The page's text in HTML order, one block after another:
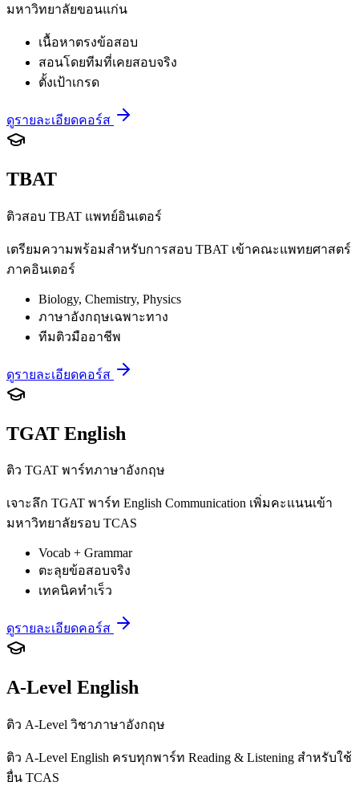
มหาวิทยาลัยขอนแก่น
เนื้อหาตรงข้อสอบ
สอนโดยทีมที่เคยสอบจริง
ตั้งเป้าเกรด
ดูรายละเอียดคอร์ส
TBAT
ติวสอบ TBAT แพทย์อินเตอร์
เตรียมความพร้อมสำหรับการสอบ TBAT เข้าคณะแพทยศาสตร์
ภาคอินเตอร์
Biology, Chemistry, Physics
ภาษาอังกฤษเฉพาะทาง
ทีมติวมืออาชีพ
ดูรายละเอียดคอร์ส
TGAT English
ติว TGAT พาร์ทภาษาอังกฤษ
เจาะลึก TGAT พาร์ท English Communication เพิ่มคะแนนเข้า
มหาวิทยาลัยรอบ TCAS
Vocab + Grammar
ตะลุยข้อสอบจริง
เทคนิคทำเร็ว
ดูรายละเอียดคอร์ส
A-Level English
ติว A-Level วิชาภาษาอังกฤษ
ติว A-Level English ครบทุกพาร์ท Reading & Listening สำหรับใช้
ยื่น TCAS